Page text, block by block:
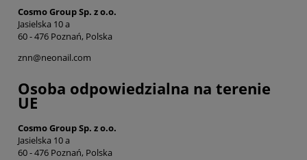
Cosmo Group Sp. z o.o.
Jasielska 10 a
60 - 476 Poznań, Polska
znn@neonail.com
Osoba odpowiedzialna na terenie
UE
Cosmo Group Sp. z o.o.
Jasielska 10 a
60 - 476 Poznań, Polska